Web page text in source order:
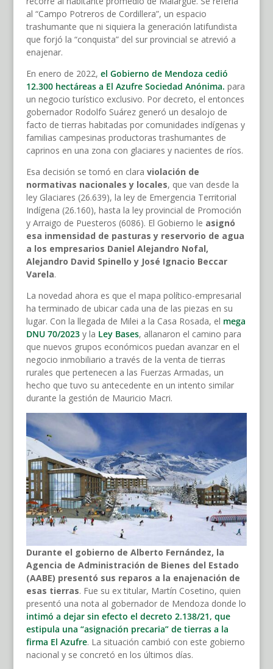
al “Campo Potreros de Cordillera”, un espacio
trashumante que ni siquiera la generación latifundista
que forjó la “conquista” del sur provincial se atrevió a
enajenar.
En enero de 2022, el Gobierno de Mendoza cedió
12.300 hectáreas a El Azufre Sociedad Anónima. para
un negocio turístico exclusivo. Por decreto, el entonces
gobernador Rodolfo Suárez generó un desalojo de
facto de tierras habitadas por comunidades indígenas y
familias campesinas productoras trashumantes de
caprinos en una zona con glaciares y nacientes de ríos.
Esa decisión se tomó en clara violación de
normativas nacionales y locales, que van desde la
ley Glaciares (26.639), la ley de Emergencia Territorial
Indígena (26.160), hasta la ley provincial de Promoción
y Arraigo de Puesteros (6086). El Gobierno le asignó
esa inmensidad de pasturas y reservorio de agua
a los empresarios Daniel Alejandro Nofal,
Alejandro David Spinello y José Ignacio Beccar
Varela.
La novedad ahora es que el mapa político-empresarial
ha terminado de ubicar cada una de las piezas en su
lugar. Con la llegada de Milei a la Casa Rosada, el mega
DNU 70/2023y la Ley Bases, allanaron el camino para
que nuevos grupos económicos puedan avanzar en el
negocio inmobiliario a través de la venta de tierras
rurales que pertenecen a las Fuerzas Armadas, un
hecho que tuvo su antecedente en un intento similar
durante la gestión de Mauricio Macri.
Durante el gobierno de Alberto Fernández, la
Agencia de Administración de Bienes del Estado
(AABE) presentó sus reparos a la enajenación de
esas tierras. Fue su ex titular, Martín Cosetino, quien
presentó una nota al gobernador de Mendoza donde lo
intimó a dejar sin efecto el decreto 2.138/21, que
estipula una “asignación precaria” de tierras a la
firma El Azufre. La situación cambió con este gobierno
nacional y se concretó en los últimos días.